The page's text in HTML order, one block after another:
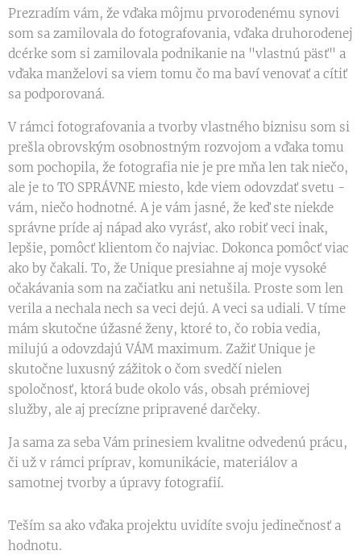
Prezradím vám, že vďaka môjmu prvorodenému synovi
som sa zamilovala do fotografovania, vďaka druhorodenej
dcérke som si zamilovala podnikanie na "vlastnú päsť" a
vďaka manželovi sa viem tomu čo ma baví venovať a cítiť
sa podporovaná.
V rámci fotografovania a tvorby vlastného biznisu som si
prešla obrovským osobnostným rozvojom a vďaka tomu
som pochopila, že fotografia nie je pre mňa len tak niečo,
ale je to TO SPRÁVNE miesto, kde viem odovzdať svetu -
vám, niečo hodnotné. A je vám jasné, že keď ste niekde
správne príde aj nápad ako vyrásť, ako robiť veci inak,
lepšie, pomôcť klientom čo najviac. Dokonca pomôcť viac
ako by čakali. To, že Unique presiahne aj moje vysoké
očakávania som na začiatku ani netušila. Proste som len
verila a nechala nech sa veci dejú. A veci sa udiali. V tíme
mám skutočne úžasné ženy, ktoré to, čo robia vedia,
milujú a odovzdajú VÁM maximum. Zažiť Unique je
skutočne luxusný zážitok o čom svedčí nielen
spoločnosť, ktorá bude okolo vás, obsah prémiovej
služby, ale aj precízne pripravené darčeky.
Ja sama za seba Vám prinesiem kvalitne odvedenú prácu,
či už v rámci príprav, komunikácie, materiálov a
samotnej tvorby a úpravy fotografií.
Teším sa ako vďaka projektu uvidíte svoju jedinečnosť a
hodnotu.